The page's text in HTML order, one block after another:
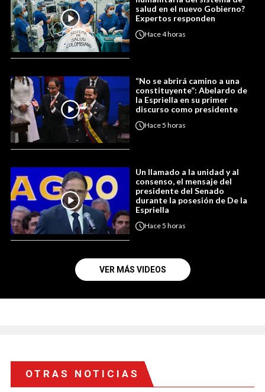
salud en el nuevo Gobierno?
Expertos responden
Hace4 horas
“No se abrirá camino a una
constituyente”: Abelardo de
la Espriella en su primer
discurso como presidente
Hace5 horas
Un llamado a la unidad y al
consenso, el mensaje del
presidente del Senado
durante la posesión de De la
Espriella
Hace5 horas
VER MÁS VIDEOS
OTRAS NOTICIAS